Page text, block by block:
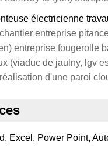
électricienne
entreprise
entreprise fougerolle
(viaduc de jaulny, lgv
d'une paroi
Excel, Power Point,